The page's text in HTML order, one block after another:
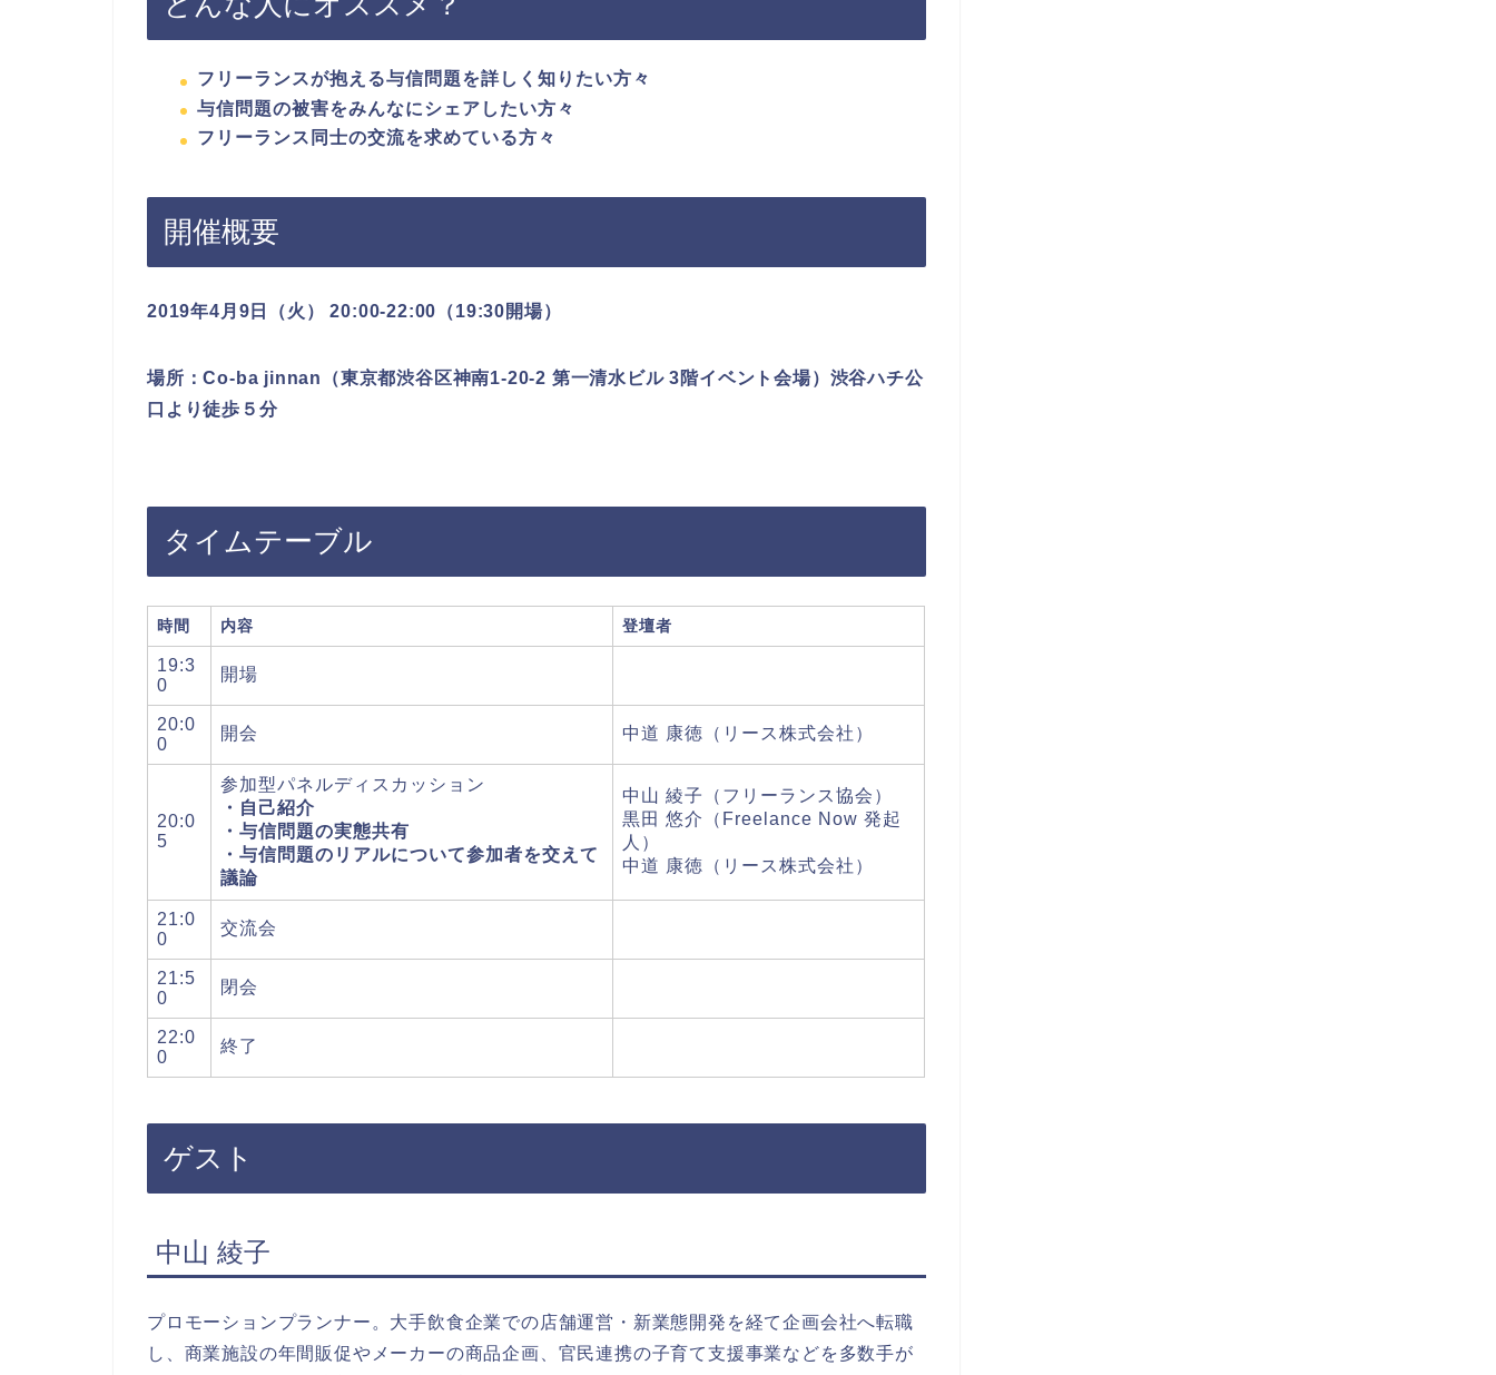
フリーランスが抱える与信問題を詳しく知りたい方々
与信問題の被害をみんなにシェアしたい方々
フリーランス同士の交流を求めている方々
開催概要
2019年4月9日（火） 20:00-22:00（19:30開場）
場所：Co-ba jinnan（東京都渋谷区神南1-20-2 第一清水ビル 3階イベント会場）渋谷ハチ公
口より徒歩５分
タイムテーブル
時間 内容 登壇者
19:3
0
開場
20:0
0
開会 中道 康徳（リース株式会社）
20:0
5
参加型パネルディスカッション
・自己紹介
・与信問題の実態共有
・与信問題のリアルについて参加者を交えて
議論
中山 綾子（フリーランス協会）
黒田 悠介（Freelance Now 発起
人）
中道 康徳（リース株式会社）
21:0
0
交流会
21:5
0
閉会
22:0
0
終了
ゲスト
中山 綾子
プロモーションプランナー。大手飲食企業での店舗運営・新業態開発を経て企画会社へ転職
し、商業施設の年間販促やメーカーの商品企画、官民連携の子育て支援事業などを多数手が